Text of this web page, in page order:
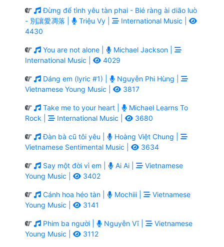
Đừng để tình yêu tàn phai - Bié ràng ài diāo luò
- 別讓愛凋落 |
Triệu Vy |
International Music |
4430
You are not alone |
Michael Jackson |
International Music |
4029
Dáng em (lyric #1) |
Nguyễn Phi Hùng |
Vietnamese Young Music |
3817
Take me to your heart |
Michael Learns To
Rock |
International Music | 3680
Đàn bà cũ tôi yêu |
Hoàng Việt Chung |
Vietnamese Sentimental Music |
3634
Say một đời vì em | Ai Ai |
Vietnamese
Young Music |
3402
Cánh hoa héo tàn | Mochiii |
Vietnamese
Young Music |
3141
Phim ba người | Nguyễn Vĩ |
Vietnamese
Young Music |
3112